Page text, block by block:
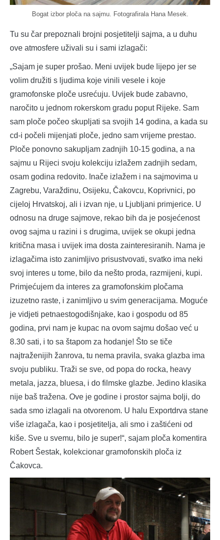
Bogat izbor ploča na sajmu. Fotografirala Hana Mesek.
Tu su čar prepoznali brojni posjetitelji sajma, a u duhu
ove atmosfere uživali su i sami izlagači:
„Sajam je super prošao. Meni uvijek bude lijepo jer se
volim družiti s ljudima koje vinili vesele i koje
gramofonske ploče usrećuju. Uvijek bude zabavno,
naročito u jednom rokerskom gradu poput Rijeke. Sam
sam ploče počeo skupljati sa svojih 14 godina, a kada su
cd-i počeli mijenjati ploče, jedno sam vrijeme prestao.
Ploče ponovno sakupljam zadnjih 10-15 godina, a na
sajmu u Rijeci svoju kolekciju izlažem zadnjih sedam,
osam godina redovito. Inače izlažem i na sajmovima u
Zagrebu, Varaždinu, Osijeku, Čakovcu, Koprivnici, po
cijeloj Hrvatskoj, ali i izvan nje, u Ljubljani primjerice. U
odnosu na druge sajmove, rekao bih da je posjećenost
ovog sajma u razini i s drugima, uvijek se okupi jedna
kritična masa i uvijek ima dosta zainteresiranih. Nama je
izlagačima isto zanimljivo prisustvovati, svatko ima neki
svoj interes u tome, bilo da nešto proda, razmijeni, kupi.
Primjećujem da interes za gramofonskim pločama
izuzetno raste, i zanimljivo u svim generacijama. Moguće
je vidjeti petnaestogodišnjake, kao i gospodu od 85
godina, prvi nam je kupac na ovom sajmu došao već u
8.30 sati, i to sa štapom za hodanje! Što se tiče
najtraženijih žanrova, tu nema pravila, svaka glazba ima
svoju publiku. Traži se sve, od popa do rocka, heavy
metala, jazza, bluesa, i do filmske glazbe. Jedino klasika
nije baš tražena. Ove je godine i prostor sajma bolji, do
sada smo izlagali na otvorenom. U halu Exportdrva stane
više izlagača, kao i posjetitelja, ali smo i zaštićeni od
kiše. Sve u svemu, bilo je super!“, sajam ploča komentira
Robert Šestak, kolekcionar gramofonskih ploča iz
Čakovca.